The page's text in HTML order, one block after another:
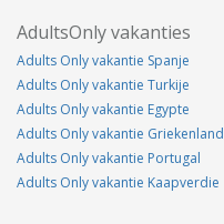
AdultsOnly vakanties
Adults Only vakantie Spanje
Adults Only vakantie Turkije
Adults Only vakantie Egypte
Adults Only vakantie Griekenland
Adults Only vakantie Portugal
Adults Only vakantie Kaapverdie